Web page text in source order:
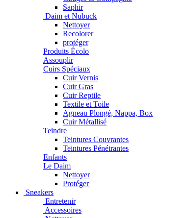
Saphir
Daim et Nubuck
Nettoyer
Recolorer
protéger
Produits Écolo
Assouplir
Cuirs Spéciaux
Cuir Vernis
Cuir Gras
Cuir Reptile
Textile et Toile
Agneau Plongé, Nappa, Box
Cuir Métallisé
Teindre
Teintures Couvrantes
Teintures Pénétrantes
Enfants
Le Daim
Nettoyer
Protéger
Sneakers
Entretenir
Accessoires